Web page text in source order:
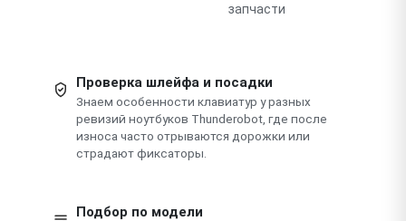
запчасти
Проверка шлейфа и посадки
Знаем особенности клавиатур у разных
ревизий ноутбуков Thunderobot, где после
износа часто отрываются дорожки или
страдают фиксаторы.
Подбор по модели